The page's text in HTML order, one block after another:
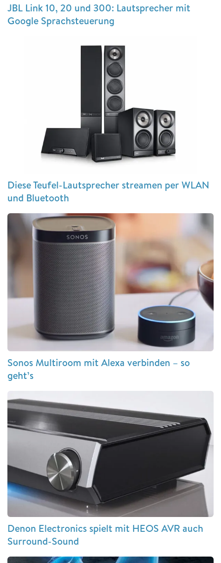
JBL Link 10, 20 und 300: Lautsprecher mit
Google Sprachsteuerung
Diese Teufel-Lautsprecher streamen per WLAN
und Bluetooth
Sonos Multiroom mit Alexa verbinden – so
geht’s
Denon Electronics spielt mit HEOS AVR auch
Surround-Sound